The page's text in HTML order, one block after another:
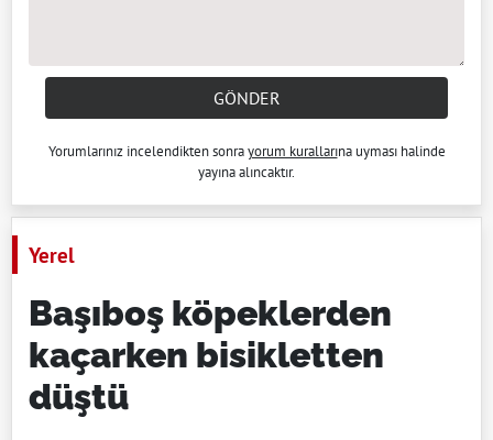
GÖNDER
Yorumlarınız incelendikten sonrayorum kurallarına uyması halinde
yayına alıncaktır.
Yerel
Başıboş köpeklerden
kaçarken bisikletten
düştü